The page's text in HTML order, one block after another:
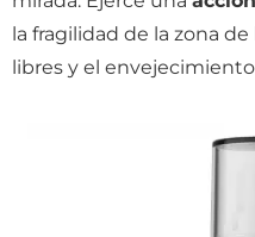
la fragilidad de la zona
libres y el